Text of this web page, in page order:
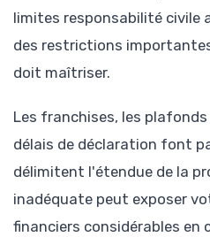
limites responsabilité civile
des restrictions
doit maîtriser.
Les franchises, les
délais de déclaration font
délimitent l'étendue de la
inadéquate peut exposer
financiers considérables en